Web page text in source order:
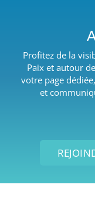
Profitez de la
Paix et autour
votre page
et